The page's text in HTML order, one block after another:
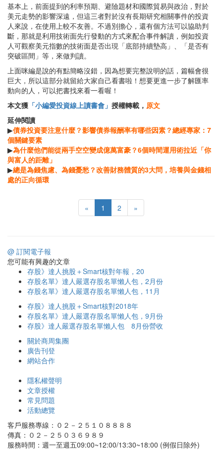
基本上，前面提到的利率預期、避險題材和國際貿易與政治，對於
美元走勢的影響深遠，但這三者對於沒有長期研究相關事件的投資
人來說，在使用上較不友善。不過別擔心，還有個方法可以協助判
斷，那就是利用技術面先行發動的方式來配合事件解讀，例如投資
人可觀察美元指數的技術面是否出現「底部持續墊高」、「是否有
突破區間」等，來做判讀。
上面咪編是說的有點簡略沒錯，因為想要完整說明的話，篇幅會很
巨大，所以這部分就留給大家自己看書啦！想要更進一步了解匯率
動向的人，可以把書找來看一看喔！
本文獲 「小編愛投資線上讀書會」 授權轉載， 原文
延伸閱讀
▶債券投資要注意什麼？影響債券報酬率有哪些因素？總經專家：7
個關鍵要素
▶為什麼他們能從兩手空空變成億萬富豪？6個時間運用術拉近「你
與富人的距離」
▶總是為錢焦慮、為錢憂愁？改善財務體質的3大問，培養與金錢相
處的正向循環
« 1 2 »
@ 訂閱電子報
您可能有興趣的文章
存股》達人挑股＋Smart核對年報，20
存股名單》達人嚴選存股名單懶人包，2月份
存股名單》達人嚴選存股名單懶人包，11月
存股》達人挑股＋Smart核對2018年
存股名單》達人嚴選存股名單懶人包，9月份
存股》達人嚴選存股名單懶人包 8月份營收
關於商周集團
廣告刊登
網站合作
隱私權聲明
文章授權
常見問題
活動總覽
客戶服務專線：０２－２５１０８８８８
傳真：０２－２５０３６９８９
服務時間：週一至週五09:00~12:00/13:30~18:00 (例假日除外)